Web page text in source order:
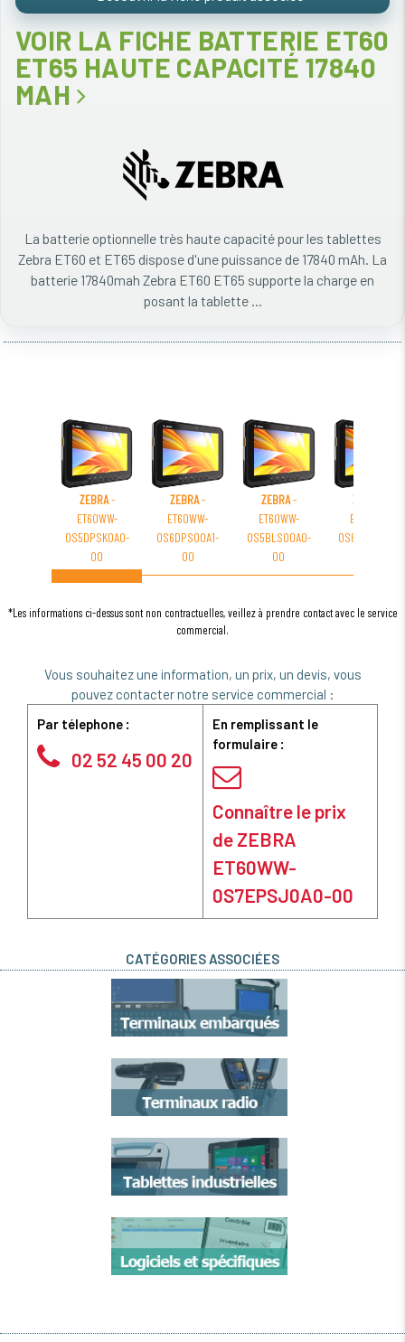
VOIR LA FICHE BATTERIE ET60
ET65 HAUTE CAPACITÉ 17840
MAH
La batterie optionnelle très haute capacité pour les tablettes
Zebra ET60 et ET65 dispose d'une puissance de 17840 mAh. La
batterie 17840mah Zebra ET60 ET65 supporte la charge en
posant la tablette ...
ZEBRA-
ET60WW-
0S5DPSK0A0-
00
ZEBRA-
ET60WW-
0S6DPS00A1-
00
ZEBRA-
ET60WW-
0S5BLS00A0-
00
ZEBRA
ET60WW-
0S6CLS00A0-
*Les informations ci-dessus sont non contractuelles, veillez à prendre contact avec le service
commercial.
Vous souhaitez une information, un prix, un devis, vous
pouvez contacter notre service commercial :
Par télephone :
02 52 45 00 20
En remplissant le
formulaire :
Connaître le prix
de ZEBRA
ET60WW-
0S7EPSJ0A0-00
CATÉGORIES ASSOCIÉES